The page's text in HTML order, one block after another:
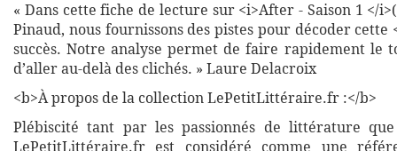
« Dans cette fiche de lecture sur <i>After - Saison 1 </
Pinaud, nous fournissons des pistes pour décoder cette
succès. Notre analyse permet de faire rapidement le
d’aller au-delà des clichés. » Laure Delacroix
<b>À propos de la collection LePetitLittéraire.fr :</b>
Plébiscité tant par les passionnés de littérature
LePetitLittéraire.fr est considéré comme une